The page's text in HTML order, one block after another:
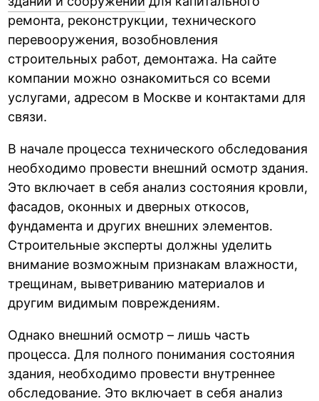
ремонта, реконструкции, технического
перевооружения, возобновления
строительных работ, демонтажа. На сайте
компании можно ознакомиться со всеми
услугами, адресом в Москве и контактами для
связи.
В начале процесса технического обследования
необходимо провести внешний осмотр здания.
Это включает в себя анализ состояния кровли,
фасадов, оконных и дверных откосов,
фундамента и других внешних элементов.
Строительные эксперты должны уделить
внимание возможным признакам влажности,
трещинам, выветриванию материалов и
другим видимым повреждениям.
Однако внешний осмотр – лишь часть
процесса. Для полного понимания состояния
здания, необходимо провести внутреннее
обследование. Это включает в себя анализ